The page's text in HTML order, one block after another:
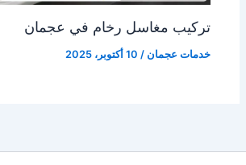
تركيب مغاسل رخام في عجمان
خدمات عجمان / 10 أكتوبر، 2025